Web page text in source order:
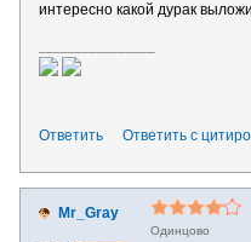
интересно какой дурак
Ответить Ответить с
Mr_Gray
Одинцово